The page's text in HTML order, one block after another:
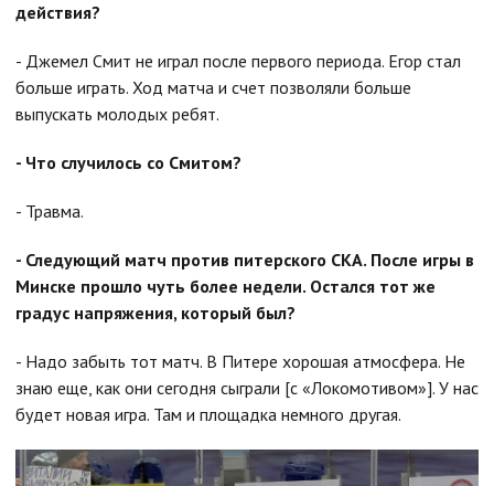
действия?
- Джемел Смит не играл после первого периода. Егор стал
больше играть. Ход матча и счет позволяли больше
выпускать молодых ребят.
- Что случилось со Смитом?
- Травма.
- Следующий матч против питерского СКА. После игры в
Минске прошло чуть более недели. Остался тот же
градус напряжения, который был?
- Надо забыть тот матч. В Питере хорошая атмосфера. Не
знаю еще, как они сегодня сыграли [с «Локомотивом»]. У нас
будет новая игра. Там и площадка немного другая.